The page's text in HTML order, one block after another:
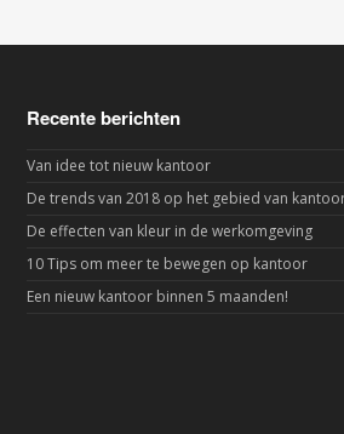
Recente berichten
Van idee tot nieuw kantoor
De trends van 2018 op het gebied van
De effecten van kleur in de werkomgeving
10 Tips om meer te bewegen op kantoor
Een nieuw kantoor binnen 5 maanden!